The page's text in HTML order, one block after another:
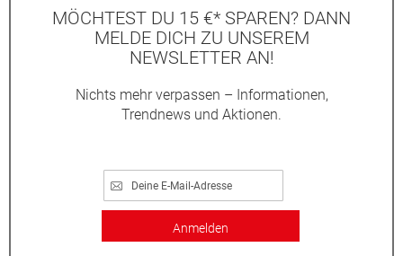
MÖCHTEST DU 15 €* SPAREN? DANN
MELDE DICH ZU UNSEREM
NEWSLETTER AN!
Nichts mehr verpassen – Informationen,
Trendnews und Aktionen.
Anmelden